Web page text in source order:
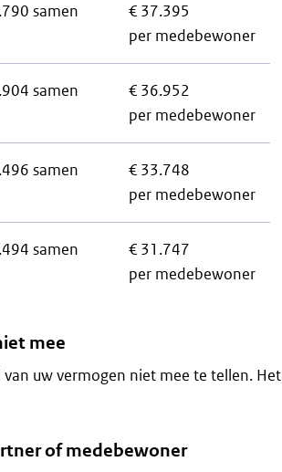
samen
€ 37.395
per medebewoner
samen
€ 36.952
per medebewoner
samen
€ 33.748
per medebewoner
samen
€ 31.747
per medebewoner
mee
uw vermogen niet mee te tellen. Het
of medebewoner